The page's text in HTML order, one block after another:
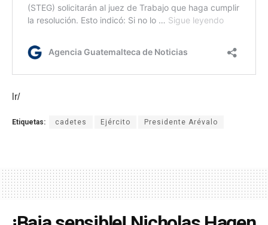
lr/
Etiquetas: cadetes Ejército Presidente Arévalo